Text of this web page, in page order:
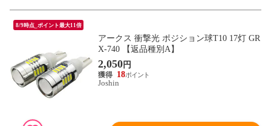
8/9時点_ポイント最大11倍
アークス 衝撃光 ポジション球T10 17灯 GR
X-740 【返品種別A】
2,050円
18
Joshin